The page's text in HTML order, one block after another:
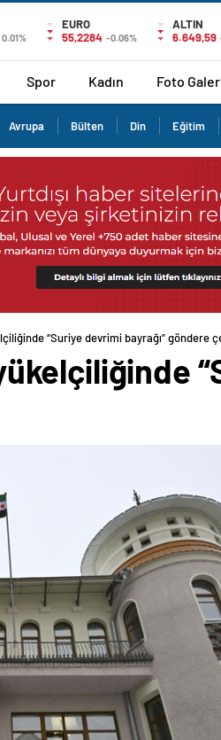
0.01%
EURO
55,2284 -0.06%
ALTIN
6.649,59
Spor Kadın Foto
Avrupa Bülten Din Eğitim
“Suriye devrimi bayrağı” göndere